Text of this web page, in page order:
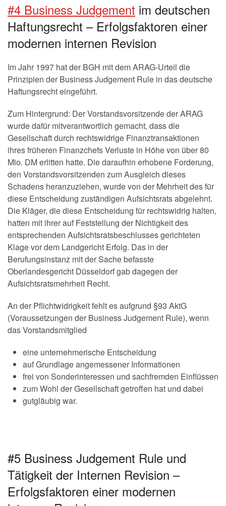
#4 Business Judgement im deutschen
Haftungsrecht – Erfolgsfaktoren einer
modernen internen Revision
Im Jahr 1997 hat der BGH mit dem ARAG-Urteil die
Prinzipien der Business Judgement Rule in das deutsche
Haftungsrecht eingeführt.
Zum Hintergrund: Der Vorstandsvorsitzende der ARAG
wurde dafür mitverantwortlich gemacht, dass die
Gesellschaft durch rechtswidrige Finanztransaktionen
ihres früheren Finanzchefs Verluste in Höhe von über 80
Mio. DM erlitten hatte. Die daraufhin erhobene Forderung,
den Vorstandsvorsitzenden zum Ausgleich dieses
Schadens heranzuziehen, wurde von der Mehrheit des für
diese Entscheidung zuständigen Aufsichtsrats abgelehnt.
Die Kläger, die diese Entscheidung für rechtswidrig halten,
hatten mit ihrer auf Feststellung der Nichtigkeit des
entsprechenden Aufsichtsratsbeschlusses gerichteten
Klage vor dem Landgericht Erfolg. Das in der
Berufungsinstanz mit der Sache befasste
Oberlandesgericht Düsseldorf gab dagegen der
Aufsichtsratsmehrheit Recht.
An der Pflichtwidrigkeit fehlt es aufgrund §93 AktG
(Voraussetzungen der Business Judgement Rule), wenn
das Vorstandsmitglied
eine unternehmerische Entscheidung
auf Grundlage angemessener Informationen
frei von Sonderinteressen und sachfremden Einflüssen
zum Wohl der Gesellschaft getroffen hat und dabei
gutgläubig war.
#5 Business Judgement Rule und
Tätigkeit der Internen Revision –
Erfolgsfaktoren einer modernen